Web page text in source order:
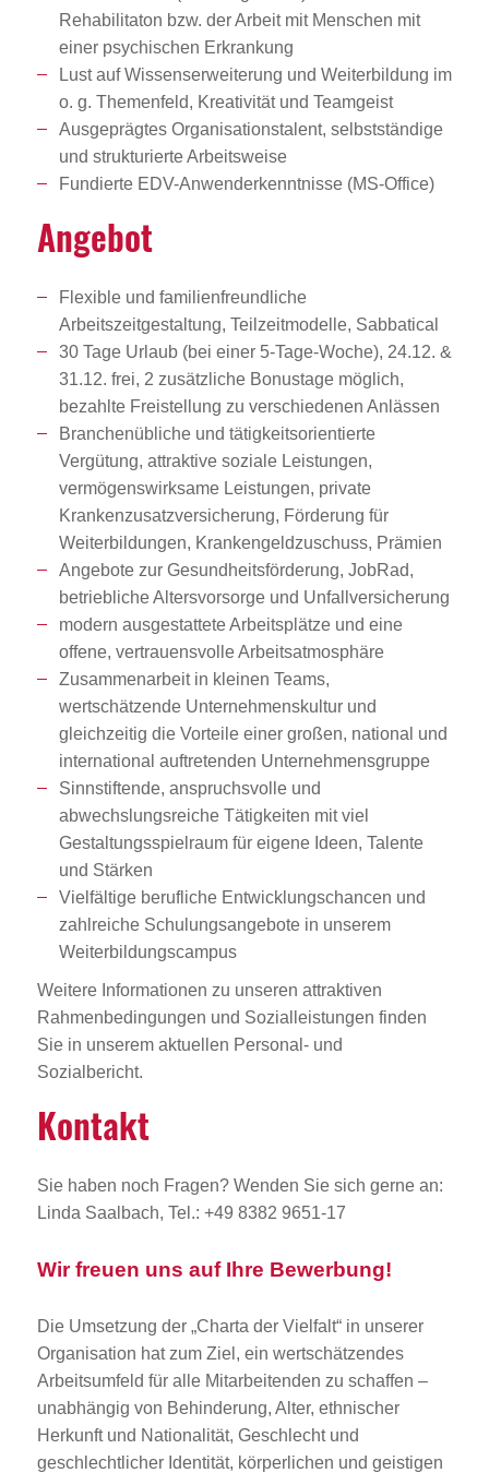
Rehabilitaton bzw. der Arbeit mit Menschen mit
einer psychischen Erkrankung
Lust auf Wissenserweiterung und Weiterbildung im
o. g. Themenfeld, Kreativität und Teamgeist
Ausgeprägtes Organisationstalent, selbstständige
und strukturierte Arbeitsweise
Fundierte EDV-Anwenderkenntnisse (MS-Office)
Angebot
Flexible und familienfreundliche
Arbeitszeitgestaltung, Teilzeitmodelle, Sabbatical
30 Tage Urlaub (bei einer 5-Tage-Woche), 24.12. &
31.12. frei, 2 zusätzliche Bonustage möglich,
bezahlte Freistellung zu verschiedenen Anlässen
Branchenübliche und tätigkeitsorientierte
Vergütung, attraktive soziale Leistungen,
vermögenswirksame Leistungen, private
Krankenzusatzversicherung, Förderung für
Weiterbildungen, Krankengeldzuschuss, Prämien
Angebote zur Gesundheitsförderung, JobRad,
betriebliche Altersvorsorge und Unfallversicherung
modern ausgestattete Arbeitsplätze und eine
offene, vertrauensvolle Arbeitsatmosphäre
Zusammenarbeit in kleinen Teams,
wertschätzende Unternehmenskultur und
gleichzeitig die Vorteile einer großen, national und
international auftretenden Unternehmensgruppe
Sinnstiftende, anspruchsvolle und
abwechslungsreiche Tätigkeiten mit viel
Gestaltungsspielraum für eigene Ideen, Talente
und Stärken
Vielfältige berufliche Entwicklungschancen und
zahlreiche Schulungsangebote in unserem
Weiterbildungscampus
Weitere Informationen zu unseren attraktiven
Rahmenbedingungen und Sozialleistungen finden
Sie in unserem aktuellen Personal- und
Sozialbericht.
Kontakt
Sie haben noch Fragen? Wenden Sie sich gerne an:
Linda Saalbach, Tel.: +49 8382 9651-17
Wir freuen uns auf Ihre Bewerbung!
Die Umsetzung der „Charta der Vielfalt“ in unserer
Organisation hat zum Ziel, ein wertschätzendes
Arbeitsumfeld für alle Mitarbeitenden zu schaffen –
unabhängig von Behinderung, Alter, ethnischer
Herkunft und Nationalität, Geschlecht und
geschlechtlicher Identität, körperlichen und geistigen